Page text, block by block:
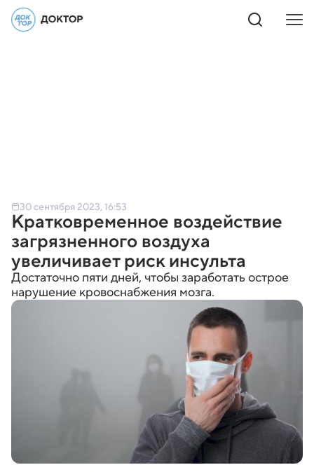
30 сентября 2023, 16:53
Кратковременное воздействие
загрязненного воздуха
увеличивает риск инсульта
Достаточно пяти дней, чтобы заработать острое
нарушение кровоснабжения мозга.